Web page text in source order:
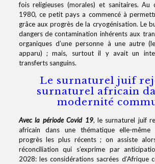
fois religieuses (morales) et sanitaires. Au
1980, ce petit pays a commencé à
grâce aux progrès de la cryogénisation. Le
dangers de contamination inhérents aux
organiques d’une personne à une autre
apparu) ; mais, surtout il y avait un
transferts sanguins.
Le surnaturel juif
surnaturel africain
modernité
Avec la période Covid 19, le surnaturel juif
africain dans une thématique elle-
progrès les plus récents ; on assiste
réconciliation qui s’exprime par
2028: les considérations sacrées d’Afrique